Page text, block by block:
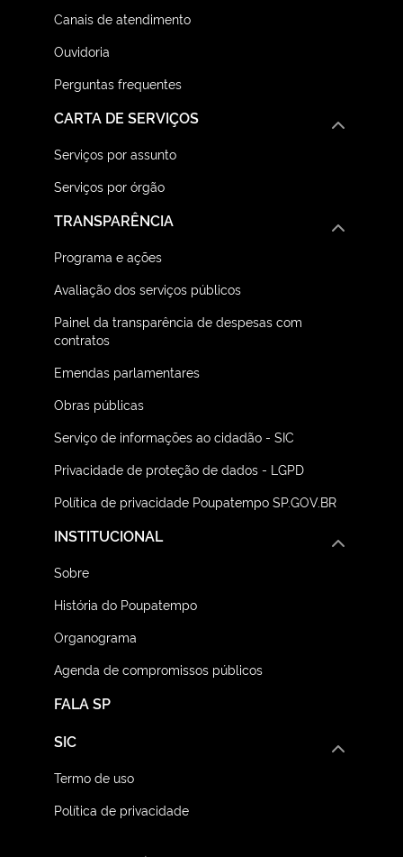
Canais de atendimento
Ouvidoria
Perguntas frequentes
CARTA DE SERVIÇOS
Serviços por assunto
Serviços por órgão
TRANSPARÊNCIA
Programa e ações
Avaliação dos serviços públicos
Painel da transparência de despesas com
contratos
Emendas parlamentares
Obras públicas
Serviço de informações ao cidadão - SIC
Privacidade de proteção de dados - LGPD
Política de privacidade Poupatempo SP.GOV.BR
FALA SP
INSTITUCIONAL
Sobre
História do Poupatempo
Organograma
Agenda de compromissos públicos
SIC
Termo de uso
Política de privacidade